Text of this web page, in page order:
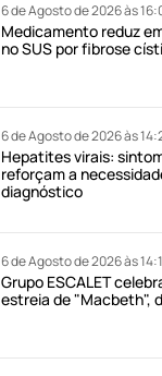
6 de Agosto de 2026 às
Medicamento reduz
no SUS por fibrose
6 de Agosto de 2026 às
Hepatites virais:
reforçam a
diagnóstico
6 de Agosto de 2026 às
Grupo ESCALET
estreia de "Macbeth",